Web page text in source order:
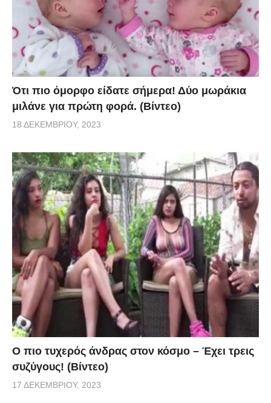
Ότι πιο όμορφο είδατε σήμερα! Δύο μωράκια
μιλάνε για πρώτη φορά. (Βίντεο)
18 ΔΕΚΕΜΒΡΊΟΥ, 2023
Ο πιο τυχερός άνδρας στον κόσμο – Έχει τρεις
συζύγους! (Βίντεο)
17 ΔΕΚΕΜΒΡΊΟΥ, 2023